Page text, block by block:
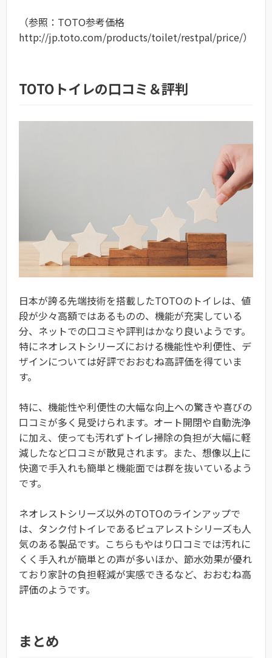
（参照：TOTO参考価格
http://jp.toto.com/products/toilet/restpal/price/）
TOTOトイレの口コミ＆評判
日本が誇る先端技術を搭載したTOTOのトイレは、値
段が少々高額ではあるものの、機能が充実している
分、ネットでの口コミや評判はかなり良いようです。
特にネオレストシリーズにおける機能性や利便性、デ
ザインについては好評でおおむね高評価を得ていま
す。
特に、機能性や利便性の大幅な向上への驚きや喜びの
口コミが多く見受けられます。オート開閉や自動洗浄
に加え、使っても汚れずトイレ掃除の負担が大幅に軽
減したなど口コミが散見されます。また、想像以上に
快適で手入れも簡単と機能面では群を抜いているよう
です。
ネオレストシリーズ以外のTOTOのラインアップで
は、タンク付トイレであるピュアレストシリーズも人
気のある製品です。こちらもやはり口コミでは汚れに
くく手入れが簡単との声が多いほか、節水効果が優れ
ており家計の負担軽減が実感できるなど、おおむね高
評価のようです。
まとめ